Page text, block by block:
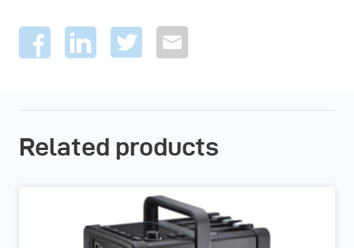
Related products